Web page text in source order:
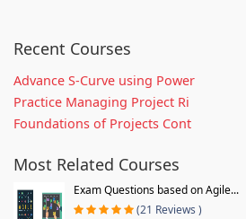
Recent Courses
Advance S-Curve using Power
Practice Managing Project Ri
Foundations of Projects Cont
Most Related Courses
Exam Questions based on Agile...
(21 Reviews )